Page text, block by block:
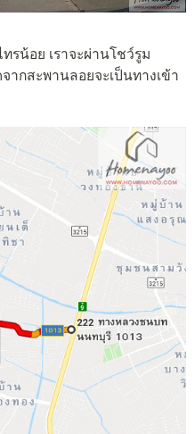
รน้อย เราจะผ่านโชว์รูม
กสะพานลอยจะเป็นทางเข้า